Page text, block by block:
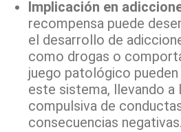
Implicación en
recompensa puede
el desarrollo de
como drogas o
juego patológico
este sistema, llevando a
compulsiva de
consecuencias negativas.